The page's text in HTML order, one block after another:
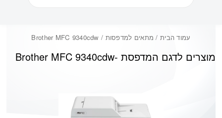
עמוד הבית/ מתאים למדפסות / Brother MFC 9340cdw
Brother MFC 9340cdwמוצרים לדגם המדפסת -